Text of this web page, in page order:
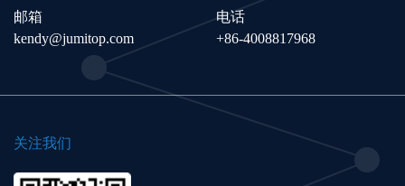
邮箱
kendy@jumitop.com
电话
+86-4008817968
关注我们